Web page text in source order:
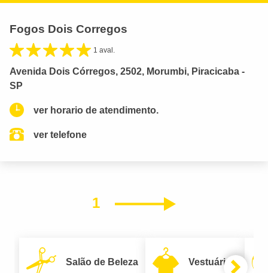
Fogos Dois Corregos
1 aval.
Avenida Dois Córregos, 2502, Morumbi, Piracicaba -
SP
ver horario de atendimento.
ver telefone
1 Próximo
Salão de Beleza Vestuário